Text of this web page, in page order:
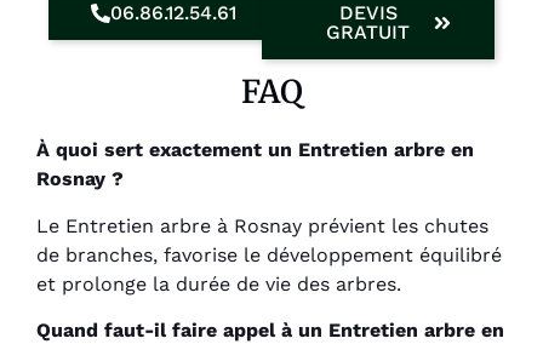
06.86.12.54.61
DEVIS
GRATUIT
FAQ
À quoi sert exactement un Entretien arbre en
Rosnay ?
Le Entretien arbre à Rosnay prévient les chutes
de branches, favorise le développement équilibré
et prolonge la durée de vie des arbres.
Quand faut-il faire appel à un Entretien arbre en